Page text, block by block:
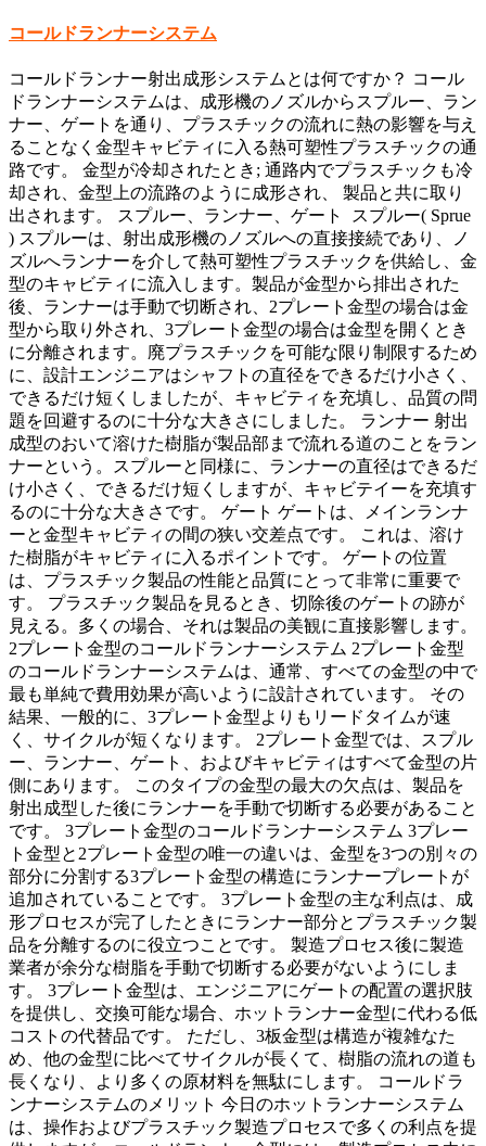
コールドランナーシステム
コールドランナー射出成形システムとは何ですか？ コール
ドランナーシステムは、成形機のノズルからスプルー、ラン
ナー、ゲートを通り、プラスチックの流れに熱の影響を与え
ることなく金型キャビティに入る熱可塑性プラスチックの通
路です。 金型が冷却されたとき; 通路内でプラスチックも冷
却され、金型上の流路のように成形され、 製品と共に取り
出されます。 スプルー、ランナー、ゲート スプルー( Sprue
) スプルーは、射出成形機のノズルへの直接接続であり、ノ
ズルへランナーを介して熱可塑性プラスチックを供給し、金
型のキャビティに流入します。製品が金型から排出された
後、ランナーは手動で切断され、2プレート金型の場合は金
型から取り外され、3プレート金型の場合は金型を開くとき
に分離されます。廃プラスチックを可能な限り制限するため
に、設計エンジニアはシャフトの直径をできるだけ小さく、
できるだけ短くしましたが、キャビティを充填し、品質の問
題を回避するのに十分な大きさにしました。 ランナー 射出
成型のおいて溶けた樹脂が製品部まで流れる道のことをラン
ナーという。スプルーと同様に、ランナーの直径はできるだ
け小さく、できるだけ短くしますが、キャビテイーを充填す
るのに十分な大きさです。 ゲート ゲートは、メインランナ
ーと金型キャビティの間の狭い交差点です。 これは、溶け
た樹脂がキャビティに入るポイントです。 ゲートの位置
は、プラスチック製品の性能と品質にとって非常に重要で
す。 プラスチック製品を見るとき、切除後のゲートの跡が
見える。多くの場合、それは製品の美観に直接影響します。
2プレート金型のコールドランナーシステム 2プレート金型
のコールドランナーシステムは、通常、すべての金型の中で
最も単純で費用効果が高いように設計されています。 その
結果、一般的に、3プレート金型よりもリードタイムが速
く、サイクルが短くなります。 2プレート金型では、スプル
ー、ランナー、ゲート、およびキャビティはすべて金型の片
側にあります。 このタイプの金型の最大の欠点は、製品を
射出成型した後にランナーを手動で切断する必要があること
です。 3プレート金型のコールドランナーシステム 3プレー
ト金型と2プレート金型の唯一の違いは、金型を3つの別々の
部分に分割する3プレート金型の構造にランナープレートが
追加されていることです。 3プレート金型の主な利点は、成
形プロセスが完了したときにランナー部分とプラスチック製
品を分離するのに役立つことです。 製造プロセス後に製造
業者が余分な樹脂を手動で切断する必要がないようにしま
す。 3プレート金型は、エンジニアにゲートの配置の選択肢
を提供し、交換可能な場合、ホットランナー金型に代わる低
コストの代替品です。 ただし、3板金型は構造が複雑なた
め、他の金型に比べてサイクルが長くて、樹脂の流れの道も
長くなり、より多くの原材料を無駄にします。 コールドラ
ンナーシステムのメリット 今日のホットランナーシステム
は、操作およびプラスチック製造プロセスで多くの利点を提